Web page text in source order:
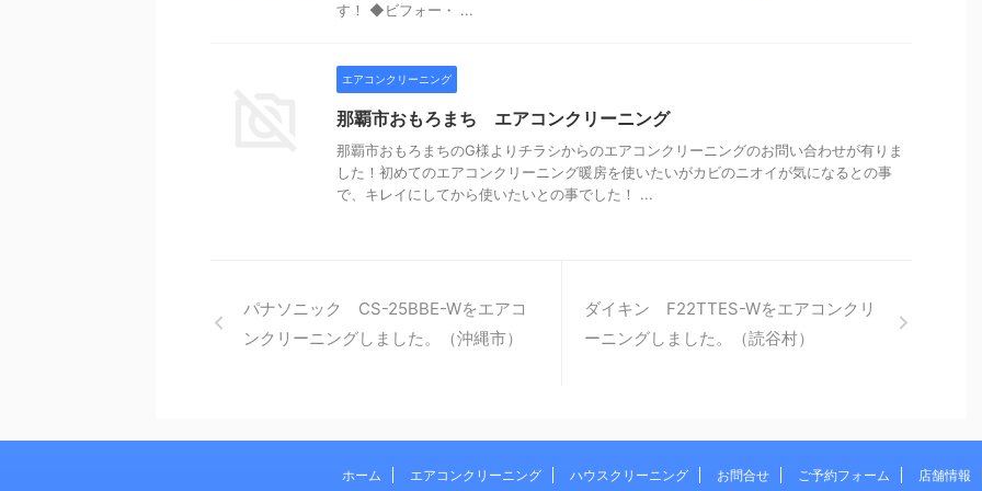
す！ ◆ビフォー・ ...
エアコンクリーニング
那覇市おもろまち エアコンクリーニング
那覇市おもろまちのG様よりチラシからのエアコンクリーニングのお問い合わせが有りま
した！初めてのエアコンクリーニング暖房を使いたいがカビのニオイが気になるとの事
で、キレイにしてから使いたいとの事でした！ ...
パナソニック CS-25BBE-Wをエアコ
ンクリーニングしました。（沖縄市）
ダイキン F22TTES-Wをエアコンクリ
ーニングしました。（読谷村）
ホーム エアコンクリーニング ハウスクリーニング お問合せ ご予約フォーム 店舗情報